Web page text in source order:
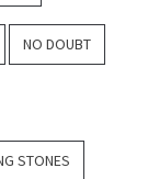
NO DOUBT
STONES